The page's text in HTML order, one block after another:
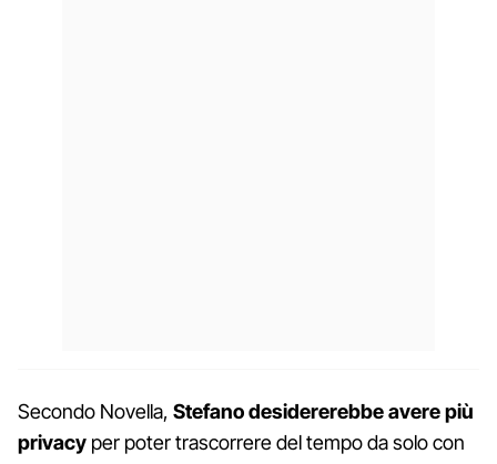
Secondo Novella, Stefano desidererebbe avere più
privacy per poter trascorrere del tempo da solo con